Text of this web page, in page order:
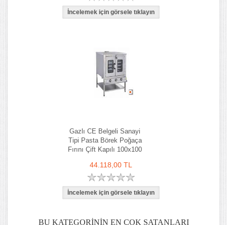
Gazlı CE Belgeli Sanayi
Tipi Pasta Börek Poğaça
Fırını Çift Kapılı 100x100
44.118,00 TL
BU KATEGORININ EN ÇOK SATANLARI